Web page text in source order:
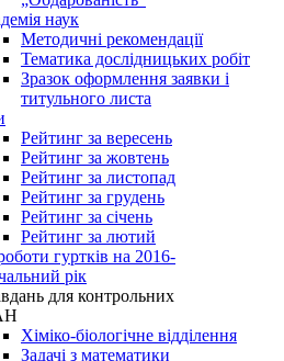
наук
Методичні рекомендації
Тематика дослідницьких робіт
Зразок оформлення заявки і
титульного листа
Рейтинг за вересень
Рейтинг за жовтень
Рейтинг за листопад
Рейтинг за грудень
Рейтинг за січень
Рейтинг за лютий
гуртків на 2016-
рік
для контрольних
Хіміко-біологічне відділення
Задачі з математики